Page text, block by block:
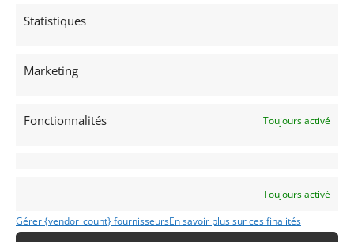
Statistiques
Marketing
Fonctionnalités Toujours activé
Toujours activé
Gérer {vendor_count} fournisseursEn savoir plus sur ces finalités